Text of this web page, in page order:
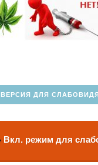
ВЕРСИЯ ДЛЯ
Вкл. режим для